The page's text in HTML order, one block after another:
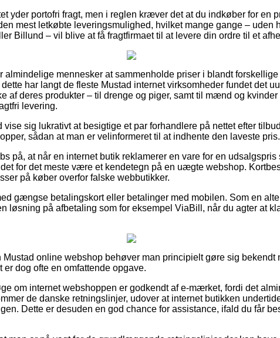
yder portofri fragt, men i reglen kræver det at du indkøber for en
mest letkøbte leveringsmulighed, hvilket mange gange – uden
Billund – vil blive at få fragtfirmaet til at levere din ordre til et
almindelige mennesker at sammenholde priser i blandt
har langt de fleste Mustad internet virksomheder fundet det
af deres produkter – til drenge og piger, samt til mænd og kvinder
levering.
vise sig lukrativt at besigtige et par forhandlere på nettet efter
sådan at man er velinformeret til at indhente den laveste pris.
på, at når en internet butik reklamerer en vare for en udsalgspris
for det meste være et kendetegn på en uægte webshop.
på køber overfor falske webbutikker.
gængse betalingskort eller betalinger med mobilen. Som en
løsning på afbetaling som for eksempel ViaBill, når du agter at
Mustad online webshop behøver man principielt gøre sig bekendt
er dog ofte en omfattende opgave.
om internet webshoppen er godkendt af e-mærket, fordi det
de danske retningslinjer, udover at internet butikken
Dette er desuden en god chance for assistance, ifald du får